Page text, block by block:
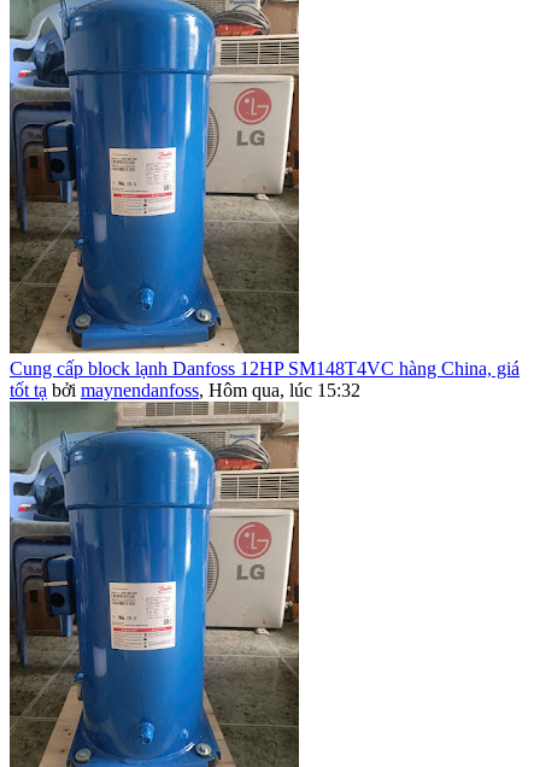
Cung cấp block lạnh Danfoss 12HP SM148T4VC hàng China, giá
tốt tạ bởi maynendanfoss, Hôm qua, lúc 15:32